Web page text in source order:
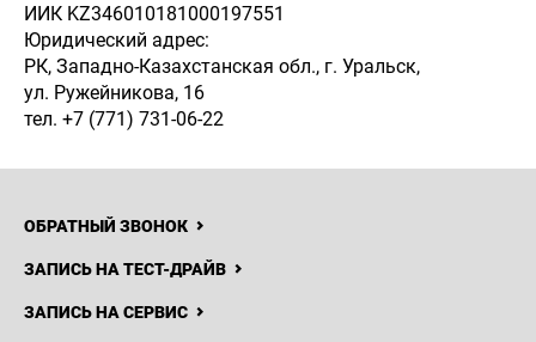
ИИК KZ346010181000197551
Юридический адрес:
РК, Западно-Казахстанская обл., г. Уральск,
ул. Ружейникова, 16
тел. +7 (771) 731-06-22
ОБРАТНЫЙ ЗВОНОК
ЗАПИСЬ НА ТЕСТ-ДРАЙВ
ЗАПИСЬ НА СЕРВИС